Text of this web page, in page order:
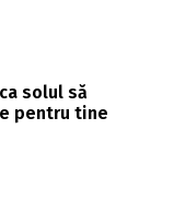
solul să
pentru tine